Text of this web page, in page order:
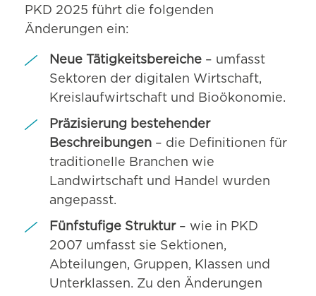
PKD 2025 führt die folgenden
Änderungen ein:
Neue Tätigkeitsbereiche – umfasst
Sektoren der digitalen Wirtschaft,
Kreislaufwirtschaft und Bioökonomie.
Präzisierung bestehender
Beschreibungen – die Definitionen für
traditionelle Branchen wie
Landwirtschaft und Handel wurden
angepasst.
Fünfstufige Struktur– wie in PKD
2007 umfasst sie Sektionen,
Abteilungen, Gruppen, Klassen und
Unterklassen. Zu den Änderungen